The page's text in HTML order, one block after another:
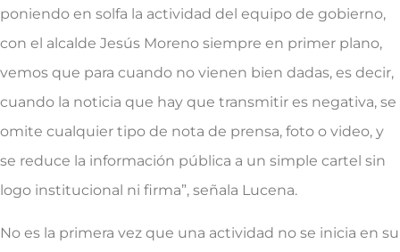
poniendo en solfa la actividad del equipo de gobierno,
con el alcalde Jesús Moreno siempre en primer plano,
vemos que para cuando no vienen bien dadas, es decir,
cuando la noticia que hay que transmitir es negativa, se
omite cualquier tipo de nota de prensa, foto o video, y
se reduce la información pública a un simple cartel sin
logo institucional ni firma”, señala Lucena.
No es la primera vez que una actividad no se inicia en su